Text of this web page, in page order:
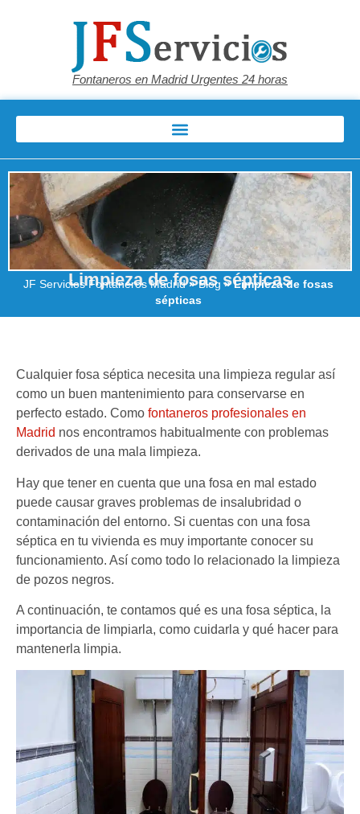
Fontaneros en Madrid Urgentes 24 horas
Limpieza de fosas sépticas
JF Servicios Fontaneros Madrid»Blog »Limpieza de fosas
sépticas
Cualquier fosa séptica necesita una limpieza regular así
como un buen mantenimiento para conservarse en
perfecto estado. Como fontaneros profesionales en
Madrid nos encontramos habitualmente con problemas
derivados de una mala limpieza.
Hay que tener en cuenta que una fosa en mal estado
puede causar graves problemas de insalubridad o
contaminación del entorno. Si cuentas con una fosa
séptica en tu vivienda es muy importante conocer su
funcionamiento. Así como todo lo relacionado la limpieza
de pozos negros.
A continuación, te contamos qué es una fosa séptica, la
importancia de limpiarla, como cuidarla y qué hacer para
mantenerla limpia.